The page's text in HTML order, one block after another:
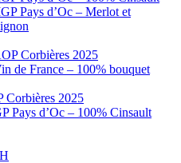
Pays d’Oc – Merlot et
Corbières 2025
de France – 100% bouquet
Corbières 2025
Pays d’Oc – 100% Cinsault